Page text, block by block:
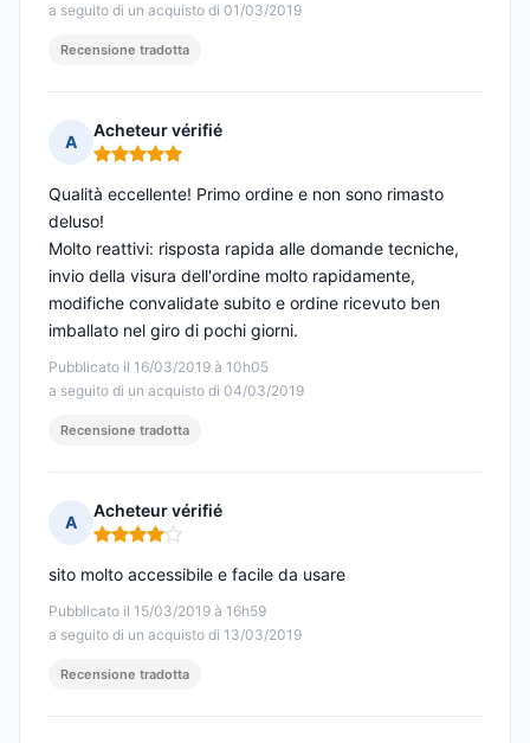
a seguito di un acquisto di 01/03/2019
Recensione tradotta
A
Acheteur vérifié
Nota: 5 su 5
Pubblicato il 16/03/2019 à 10h05
a seguito di un acquisto di 04/03/2019
Qualità eccellente! Primo ordine e non sono rimasto
deluso!
Molto reattivi: risposta rapida alle domande tecniche,
invio della visura dell'ordine molto rapidamente,
modifiche convalidate subito e ordine ricevuto ben
imballato nel giro di pochi giorni.
Recensione tradotta
A
Acheteur vérifié
Nota: 4 su 5
Pubblicato il 15/03/2019 à 16h59
a seguito di un acquisto di 13/03/2019
sito molto accessibile e facile da usare
Recensione tradotta